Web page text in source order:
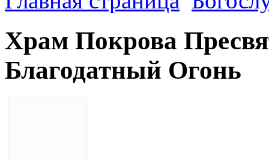
Храм Покрова
Благодатный Огонь